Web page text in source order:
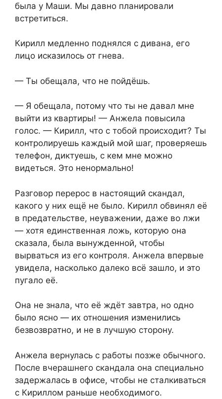
была у Маши. Мы давно планировали
встретиться.
Кирилл медленно поднялся с дивана, его
лицо исказилось от гнева.
— Ты обещала, что не пойдёшь.
— Я обещала, потому что ты не давал мне
выйти из квартиры! — Анжела повысила
голос. — Кирилл, что с тобой происходит? Ты
контролируешь каждый мой шаг, проверяешь
телефон, диктуешь, с кем мне можно
видеться. Это ненормально!
Разговор перерос в настоящий скандал,
какого у них ещё не было. Кирилл обвинял её
в предательстве, неуважении, даже во лжи
— хотя единственная ложь, которую она
сказала, была вынужденной, чтобы
вырваться из его контроля. Анжела впервые
увидела, насколько далеко всё зашло, и это
пугало её.
Она не знала, что её ждёт завтра, но одно
было ясно — их отношения изменились
безвозвратно, и не в лучшую сторону.
Анжела вернулась с работы позже обычного.
После вчерашнего скандала она специально
задержалась в офисе, чтобы не сталкиваться
с Кириллом раньше необходимого.